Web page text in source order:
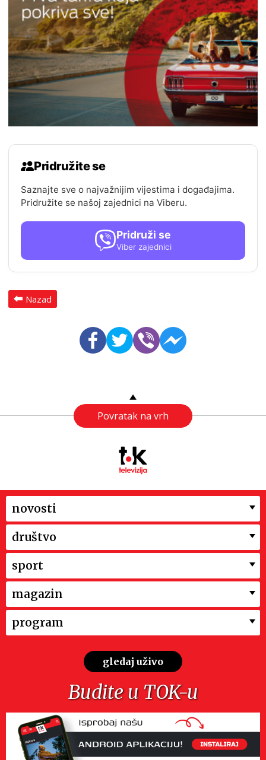
Pridružite se
Saznajte sve o najvažnijim vijestima i događajima.
Pridružite se našoj zajednici na Viberu.
Pridruži se
Viber zajednici
Nazad
Povratak na vrh
novosti
društvo
sport
magazin
program
gledaj uživo
Budite u TOK-u